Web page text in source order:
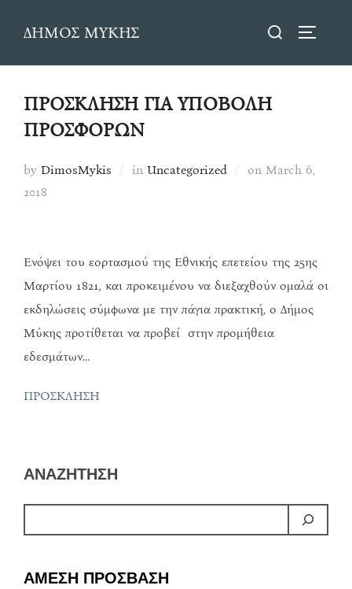
ΔΗΜΟΣ ΜΥΚΗΣ
Search
ΠΡΟΣΚΛΗΣΗ ΓΙΑ ΥΠΟΒΟΛΗ
ΠΡΟΣΦΟΡΩΝ
by DimosMykis in Uncategorized on Posted
March 6,
2018
Ενόψει του εορτασμού της Εθνικής επετείου της 25ης
Μαρτίου 1821, και προκειμένου να διεξαχθούν ομαλά οι
εκδηλώσεις σύμφωνα με την πάγια πρακτική, ο Δήμος
Μύκης προτίθεται να προβεί στην προμήθεια
εδεσμάτων…
ΠΡΟΣΚΛΗΣΗ
ΑΝΑΖΗΤΗΣΗ
ΑΜΕΣΗ ΠΡΟΣΒΑΣΗ